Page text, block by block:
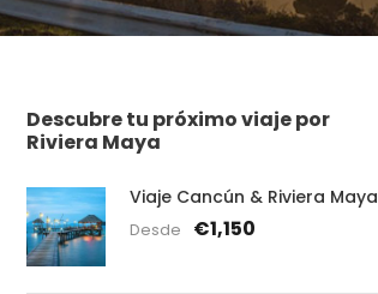
Descubre tu próximo viaje por
Riviera Maya
Viaje Cancún & Riviera Maya
Desde €1,150